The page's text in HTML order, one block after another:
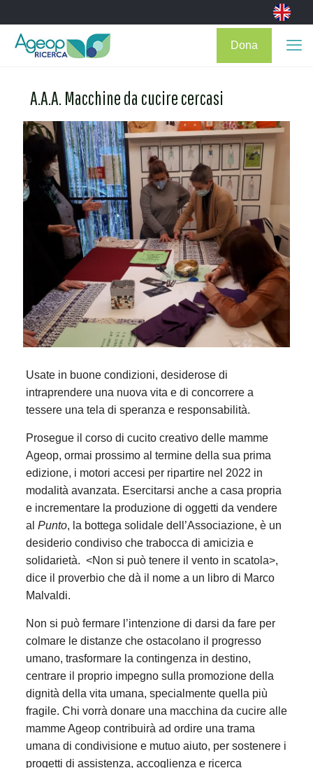
Dona
A.A.A. Macchine da cucire cercasi
Usate in buone condizioni, desiderose di
intraprendere una nuova vita e di concorrere a
tessere una tela di speranza e responsabilità.
Prosegue il corso di cucito creativo delle mamme
Ageop, ormai prossimo al termine della sua prima
edizione, i motori accesi per ripartire nel 2022 in
modalità avanzata. Esercitarsi anche a casa propria
e incrementare la produzione di oggetti da vendere
al Punto, la bottega solidale dell’Associazione, è un
desiderio condiviso che trabocca di amicizia e
solidarietà. <Non si può tenere il vento in scatola>,
dice il proverbio che dà il nome a un libro di Marco
Malvaldi.
Non si può fermare l’intenzione di darsi da fare per
colmare le distanze che ostacolano il progresso
umano, trasformare la contingenza in destino,
centrare il proprio impegno sulla promozione della
dignità della vita umana, specialmente quella più
fragile. Chi vorrà donare una macchina da cucire alle
mamme Ageop contribuirà ad ordire una trama
umana di condivisione e mutuo aiuto, per sostenere i
progetti di assistenza, accoglienza e ricerca